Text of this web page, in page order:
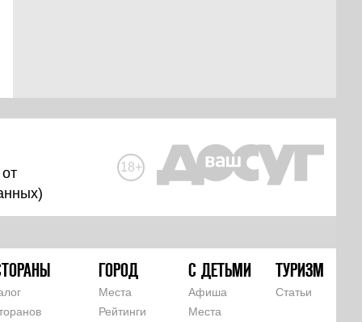
)
18+
ГОРОД
Места
Рейтинги
С ДЕТЬМИ
Афиша
Места
ТУРИЗМ
Статьи